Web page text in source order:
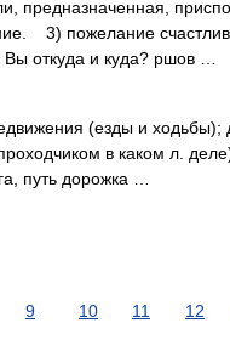
3) пожелание
откуда и куда? ршов …
(езды и ходьбы);
в каком л.
путь дорожка …
9 10 11 12